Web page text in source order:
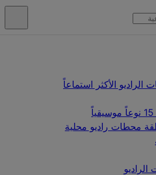
الراديو الأكثر استماعاً
15 نوعاً موسيقياً
محطات راديو محلية